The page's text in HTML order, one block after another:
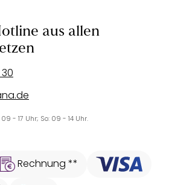
aus allen
- 17 Uhr; So: 09 - 14 Uhr.
Rechnung **